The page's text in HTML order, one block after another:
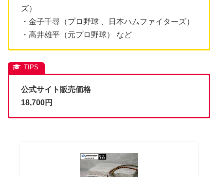
ズ）
・金子千尋（プロ野球 、日本ハムファイターズ）
・高井雄平（元プロ野球） など
公式サイト販売価格
18,700円